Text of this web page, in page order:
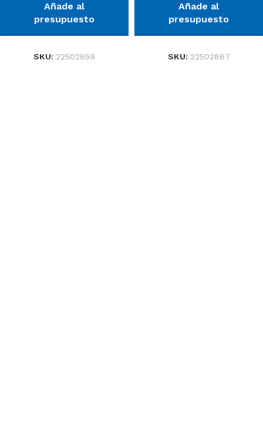
Añade al
presupuesto
SKU: 22502859
Añade al
presupuesto
SKU: 22502867